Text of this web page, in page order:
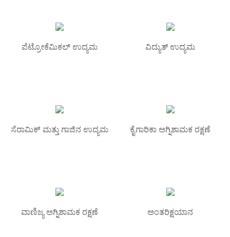
ಪೆಟ್ರೋಕೆಮಿಕಲ್ ಉದ್ಯಮ ವಿದ್ಯುತ್ ಉದ್ಯಮ
ಸೆರಾಮಿಕ್ ಮತ್ತು ಗಾಜಿನ ಉದ್ಯಮ ಕೈಗಾರಿಕಾ ಅಗ್ನಿಶಾಮಕ ರಕ್ಷಣೆ
ವಾಣಿಜ್ಯ ಅಗ್ನಿಶಾಮಕ ರಕ್ಷಣೆ ಅಂತರಿಕ್ಷಯಾನ